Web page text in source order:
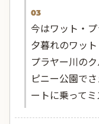
03
今はワット・プ
夕暮れのワッ
プラヤー川の
ピニー公園で
ートに乗って